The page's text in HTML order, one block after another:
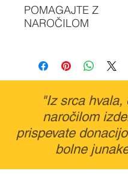
Odposlali jih bomo
Cena poštnine je
glede na število
izdelkov.
POMAGAJTE Z
NAROČILOM
prispevate donacijo za
"Malega bolnega
Iz ❤ HVALA!
"Iz srca hvala,
naročilom
prispevate
bolne